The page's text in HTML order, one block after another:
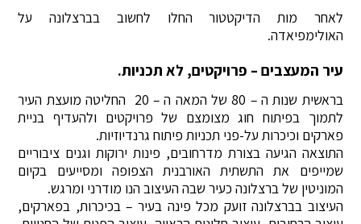
לאחר מות הדיקטטור החלו לחשוב בברצלונה על
האולימפיאדה.
עיר המעצבים – פרויקטים, לא תכניות.
בראשית שנות ה – 80 של המאה ה – 20 החליטה מועצת העיר
לתמוך בפיתוח חוג מצומצם של פרויקטים ולהעדיף בניית
פארקים וכיכרות על-פני תכניות פיתוח גרנדיוזיות.
התוצאה הגיעה בצורת מדרחובים, פינות ירוקות וגנים ציבוריים
שמייפים את התשתית האורבנית הצפופה ומסייעים בקיום
המוניטין של ברצלונה כעיר שבה העיצוב הנו מודרני ומרגש.
העיצוב בברצלונה זועק מכל פינה בעיר – בכיכרות, בפארקים,